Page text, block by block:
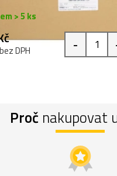
> 5 ks
DPH -
Proč nakupovat